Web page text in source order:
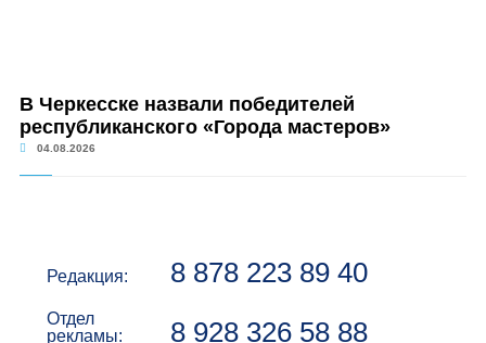
В Черкесске назвали победителей
республиканского «Города мастеров»
04.08.2026
Редакция: 8 878 223 89 40
Отдел
рекламы:
8 928 326 58 88